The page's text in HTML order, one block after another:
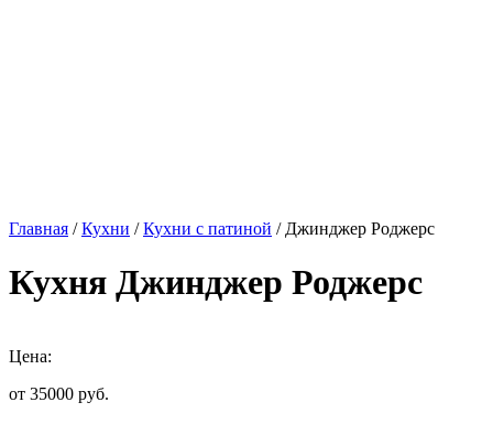
Главная /Кухни /Кухни с патиной / Джинджер Роджерс
Кухня Джинджер Роджерс
Цена:
от 35000 руб.